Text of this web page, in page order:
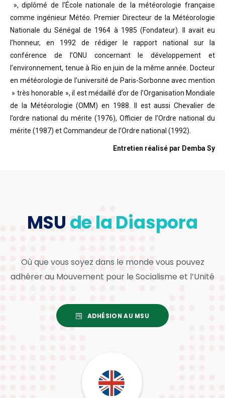
», diplômé de l’École nationale de la météorologie française
comme ingénieur Météo. Premier Directeur de la Météorologie
Nationale du Sénégal de 1964 à 1985 (Fondateur). Il avait eu
l’honneur, en 1992 de rédiger le rapport national sur la
conférence de l’ONU concernant le développement et
l’environnement, tenue à Rio en juin de la même année.
Docteur
en météorologie de l’université de Paris-Sorbonne avec mention
» très honorable », il est médaillé d’or de l’Organisation Mondiale
de la Météorologie (OMM) en 1988. Il est aussi Chevalier de
l’ordre national du mérite (1976), Officier de l’Ordre national du
mérite (1987) et Commandeur de l’Ordre national (1992).
Entretien réalisé par Demba Sy
MSU de la Diaspora
Où que vous soyez dans le monde vous pouvez
adhérer au Mouvement pour le Socialisme et l’Unité
ADHÉSION AU MSU